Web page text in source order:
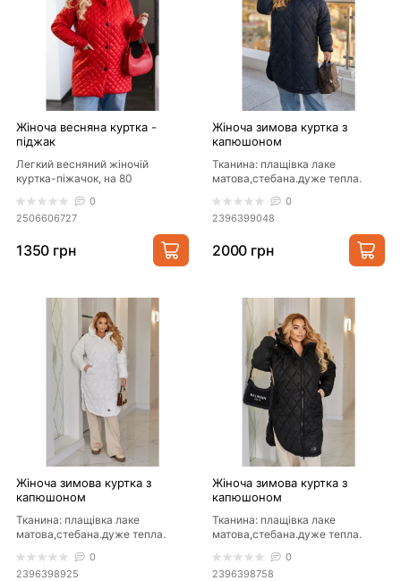
Жіноча весняна куртка -
піджак
Легкий весняний жіночій
куртка-піжачок, на 80
комфортна.Застібаеться на..
0
2506606727
1350 грн
Жіноча зимова куртка з
капюшоном
Тканина: плащівка лаке
матова,стебана.дуже тепла.
Кольори..
0
2396399048
2000 грн
Жіноча зимова куртка з
капюшоном
Тканина: плащівка лаке
матова,стебана.дуже тепла.
Кольори..
0
2396398925
Жіноча зимова куртка з
капюшоном
Тканина: плащівка лаке
матова,стебана.дуже тепла.
Кольори..
0
2396398758